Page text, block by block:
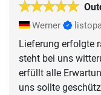
Werner
Lieferung erfolgte
steht bei uns
erfüllt alle
uns sollte